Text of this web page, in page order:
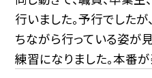
行いました。予行でした
ちながら行っている姿が
練習になりました。本番が